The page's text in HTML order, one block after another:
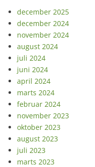
december 2025
december 2024
november 2024
august 2024
juli 2024
juni 2024
april 2024
marts 2024
februar 2024
november 2023
oktober 2023
august 2023
juli 2023
marts 2023